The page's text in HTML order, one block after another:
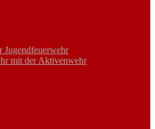
Jugendfeuerwehr
mit der Aktivenwehr